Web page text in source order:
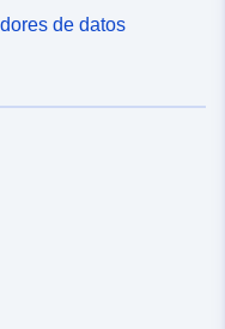
de datos